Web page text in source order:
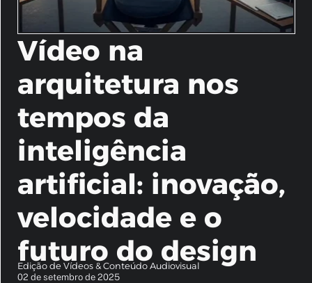
Edição de Vídeos & Conteúdo Audiovisual
02 de setembro de 2025
Vídeo na
arquitetura nos
tempos da
inteligência
artificial: inovação,
velocidade e o
futuro do design